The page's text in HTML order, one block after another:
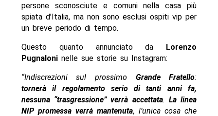
persone sconosciute e comuni nella casa più
spiata d’Italia, ma non sono esclusi ospiti vip per
un breve periodo di tempo.
Questo quanto annunciato da Lorenzo
Pugnaloni nelle sue storie su Instagram:
“Indiscrezioni sul prossimo Grande Fratello:
tornerà il regolamento serio di tanti anni fa,
nessuna “trasgressione” verrà accettata. La linea
NIP promessa verrà mantenuta, l’unica cosa che